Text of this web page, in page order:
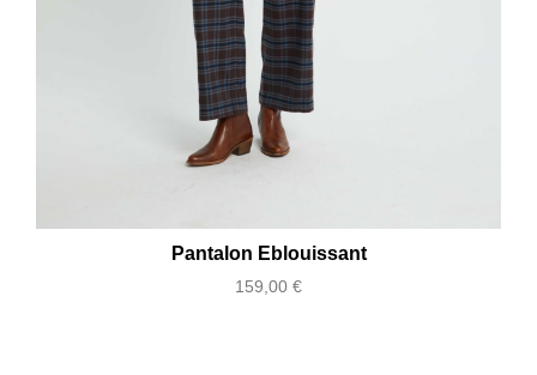
Pantalon Eblouissant
Prix
159,00 €